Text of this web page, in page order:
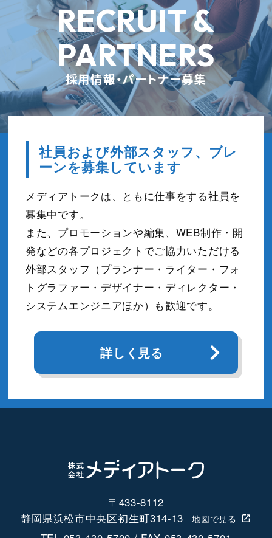
RECRUIT &
PARTNERS
採用情報・パートナー募集
社員および外部スタッフ、ブレ
ーンを募集しています
メディアトークは、ともに仕事をする社員を
募集中です。
また、プロモーションや編集、WEB制作・開
発などの各プロジェクトでご協力いただける
外部スタッフ（プランナー・ライター・フォ
トグラファー・デザイナー・ディレクター・
システムエンジニアほか）も歓迎です。
詳しく見る
〒433-8112
静岡県浜松市中央区初生町314-13
地図で見る